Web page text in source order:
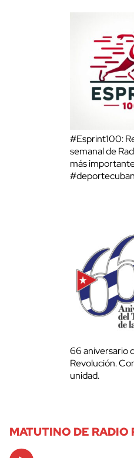
#Esprint100:
semanal de
más
66 aniversario
Revolución.
unidad.
MATUTINO DE RADIO
Audio